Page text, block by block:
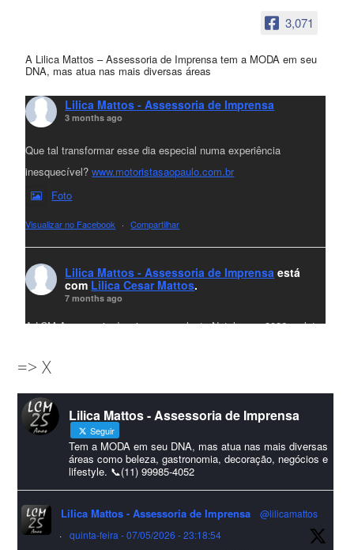
3,071
A Lilica Mattos – Assessoria de Imprensa tem a MODA em seu
DNA, mas atua nas mais diversas áreas
Lilica Mattos - Assessoria de Imprensa
3 months ago
Que tal transformar esse dia especial numa experiência
inesquecível?www.motoristasaopaulo.com.br
Foto
Visualizar no Facebook · Compartilhar
Lilica Mattos - Assessoria de Imprensa está
com Lilica Cesar Mattos.
7 months ago
A LCM Assessoria deseja um excelente Natal e um 2026 repleto
amigos que sempre nos acompanham!🎄✨🥂❤️
#lcmassessoriassessoria#natal #merrychristmas #felizanonovo
#HappyNewYear
Foto
Visualizar no Facebook · Compartilhar
Lilica Mattos - Assessoria de Imprensa
9 months ago
=> X
Lilica Mattos - Assessoria de Imprensa
Seguir
Tem a MODA em seu DNA, mas atua nas mais diversas
áreas como beleza, gastronomia, decoração, negócios e
lifestyle. 📞(11) 99985-4052
Lilica Mattos - Assessoria de Imprensa
@lilicamattos
·
quinta-feira - 07/05/2026 - 23:18:54